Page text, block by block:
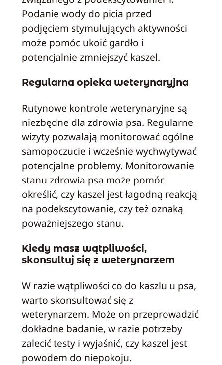
Podanie wody do picia przed
podjęciem stymulujących aktywności
może pomóc ukoić gardło i
potencjalnie zmniejszyć kaszel.
Regularna opieka weterynaryjna
Rutynowe kontrole weterynaryjne są
niezbędne dla zdrowia psa. Regularne
wizyty pozwalają monitorować ogólne
samopoczucie i wcześnie wychwytywać
potencjalne problemy. Monitorowanie
stanu zdrowia psa może pomóc
określić, czy kaszel jest łagodną reakcją
na podekscytowanie, czy też oznaką
poważniejszego stanu.
Kiedy masz wątpliwości,
skonsultuj się z weterynarzem
W razie wątpliwości co do kaszlu u psa,
warto skonsultować się z
weterynarzem. Może on przeprowadzić
dokładne badanie, w razie potrzeby
zalecić testy i wyjaśnić, czy kaszel jest
powodem do niepokoju.